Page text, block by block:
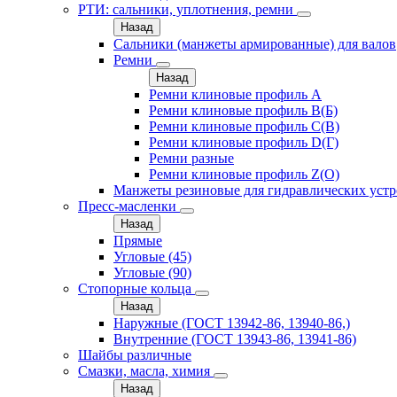
РТИ: сальники, уплотнения, ремни
Назад
Сальники (манжеты армированные) для валов
Ремни
Назад
Ремни клиновые профиль A
Ремни клиновые профиль B(Б)
Ремни клиновые профиль C(В)
Ремни клиновые профиль D(Г)
Ремни разные
Ремни клиновые профиль Z(О)
Манжеты резиновые для гидравлических
Пресс-масленки
Назад
Прямые
Угловые (45)
Угловые (90)
Стопорные кольца
Назад
Наружные (ГОСТ 13942-86, 13940-86,)
Внутренние (ГОСТ 13943-86, 13941-86)
Шайбы различные
Смазки, масла, химия
Назад